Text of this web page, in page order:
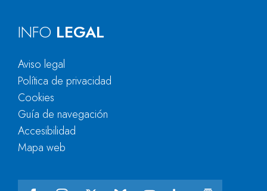
INFO LEGAL
Aviso legal
Política de privacidad
Cookies
Guía de navegación
Accesibilidad
Mapa web